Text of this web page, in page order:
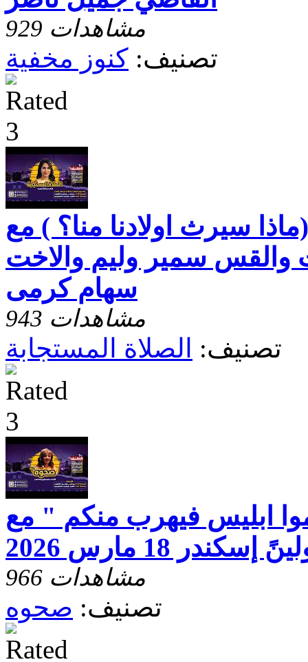
929 مشاهدات
تصنيف: كنوز مخفية
سيرث اولادنا منا؟ ) مع
والقس سمير وليم والاخت
سهام كرمى
943 مشاهدات
تصنيف: الصلاة المستجابة
ابليس فيهرب منكم " مع
18 مارس 2026
966 مشاهدات
تصنيف: صحوه